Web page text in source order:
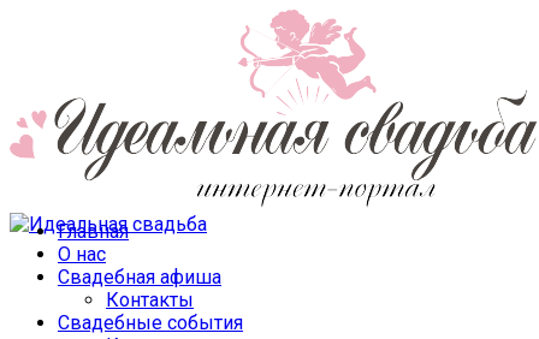
Главная
О нас
Свадебная афиша
Контакты
Свадебные события